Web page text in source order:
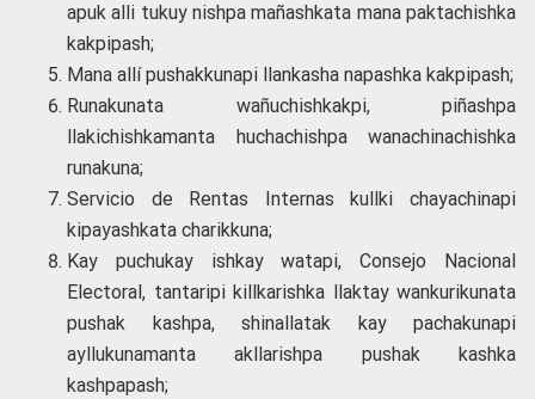
apuk alli tukuy nishpa mañashkata mana paktachishka
kakpipash;
Mana allí pushakkunapi llankasha napashka kakpipash;
Runakunata wañuchishkakpi, piñashpa
llakichishkamanta huchachishpa wanachinachishka
runakuna;
Servicio de Rentas Internas kullki chayachinapi
kipayashkata charikkuna;
Kay puchukay ishkay watapi, Consejo Nacional
Electoral, tantaripi killkarishka llaktay wankurikunata
pushak kashpa, shinallatak kay pachakunapi
ayllukunamanta akllarishpa pushak kashka
kashpapash;